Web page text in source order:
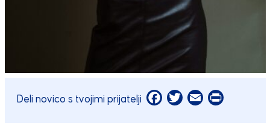
Deli novico s tvojimi prijatelji Facebook
Twitter
EmailPrint